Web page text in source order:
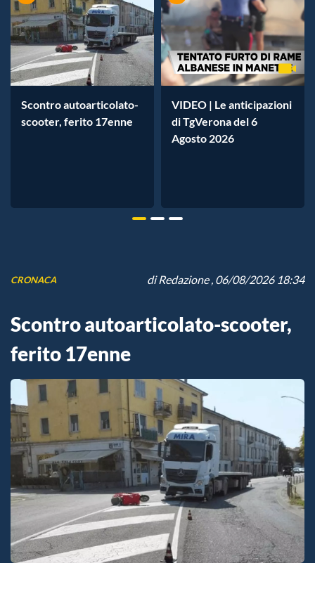
Scontro autoarticolato-
scooter, ferito 17enne
VIDEO | Le anticipazioni
di TgVerona del 6
Agosto 2026
CRONACA diRedazione, 06/08/2026 18:34
Scontro autoarticolato-scooter,
ferito 17enne